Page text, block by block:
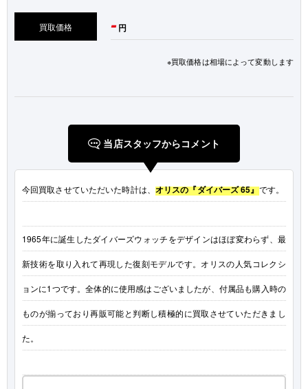
買取価格 - 円
※買取価格は相場によって変動します
当店スタッフからコメント
今回買取させていただいた時計は、 オリスの『ダイバーズ 65』です。
1965年に誕生したダイバーズウォッチをデザインはほぼ変わらず、最
新技術を取り入れて再現した復刻モデルです。オリスの人気コレクシ
ョンに1つです。全体的に使用感はございましたが、付属品も購入時の
ものが揃っており再販可能と判断し積極的に買取させていただきまし
た。